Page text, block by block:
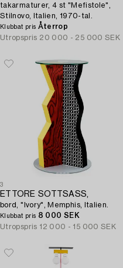
takarmaturer, 4 st "Mefistole",
Stilnovo, Italien, 1970-tal.
Klubbat pris Återrop
Utropspris 20 000 - 25 000 SEK
3
ETTORE SOTTSASS,
bord, "Ivory", Memphis, Italien.
Klubbat pris 8 000 SEK
Utropspris 12 000 - 15 000 SEK